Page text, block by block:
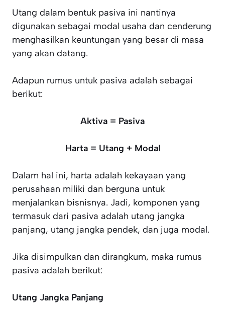
Utang dalam bentuk pasiva ini nantinya
digunakan sebagai modal usaha dan cenderung
menghasilkan keuntungan yang besar di masa
yang akan datang.
Adapun rumus untuk pasiva adalah sebagai
berikut:
Aktiva = Pasiva
Harta = Utang + Modal
Dalam hal ini, harta adalah kekayaan yang
perusahaan miliki dan berguna untuk
menjalankan bisnisnya. Jadi, komponen yang
termasuk dari pasiva adalah utang jangka
panjang, utang jangka pendek, dan juga modal.
Jika disimpulkan dan dirangkum, maka rumus
pasiva adalah berikut:
Utang Jangka Panjang